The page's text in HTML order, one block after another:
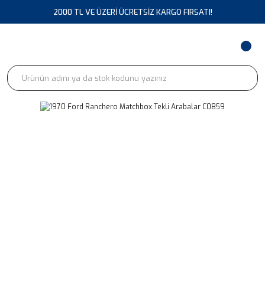
2000 TL VE ÜZERİ ÜCRETSİZ KARGO FIRSATI!